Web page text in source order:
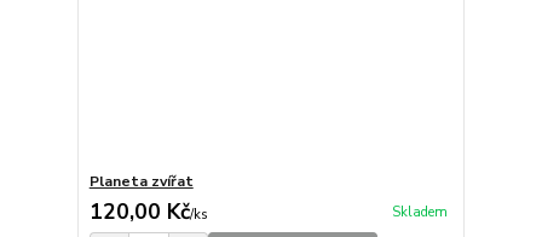
Planeta zvířat
120,00 Kč/ks Skladem